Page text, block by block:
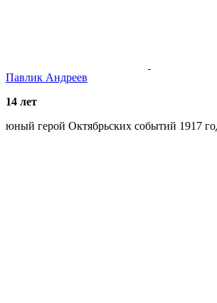
Павлик Андреев
14 лет
юный герой Октябрьских событий 1917